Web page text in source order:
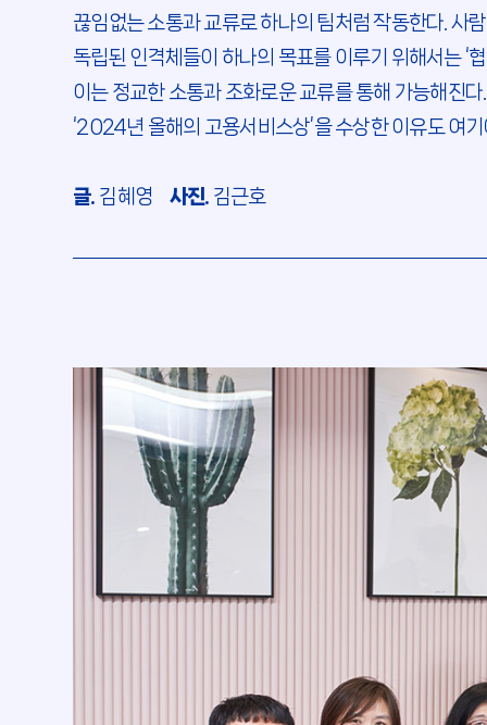
끊임없는 소통과 교류로 하나의 팀처럼 작동한다. 사
독립된 인격체들이 하나의 목표를 이루기 위해서는 ‘
이는 정교한 소통과 조화로운 교류를 통해 가능해진
‘2024년 올해의 고용서비스상’을 수상한 이유도 여
글. 김혜영 사진. 김근호